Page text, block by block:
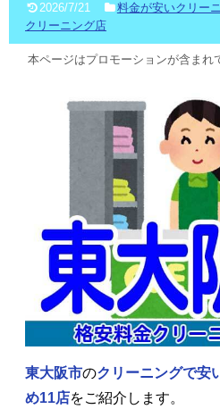
2026/7/21 料金が安いクリー
クリーニング店
本ページはプロモーションが含まれ
東大阪市のクリーニングで安
め11店をご紹介します。